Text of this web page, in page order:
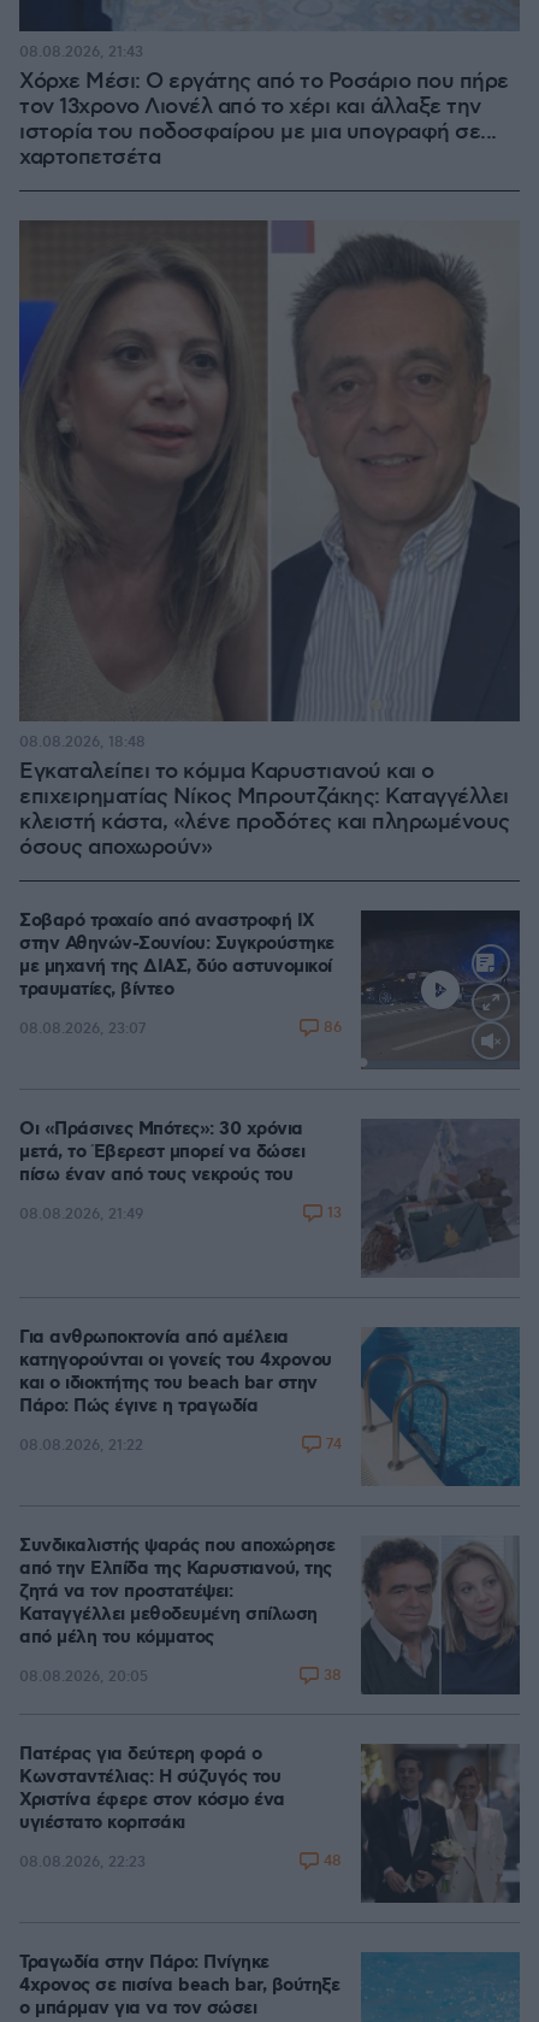
Χόρχε Μέσι: Ο εργάτης από το Ροσάριο που πήρε
τον 13χρονο Λιονέλ από το χέρι και άλλαξε την
ιστορία του ποδοσφαίρου με μια υπογραφή σε...
χαρτοπετσέτα
08.08.2026, 21:43
Εγκαταλείπει το κόμμα Καρυστιανού και ο
επιχειρηματίας Νίκος Μπρουτζάκης: Καταγγέλλει
κλειστή κάστα, «λένε προδότες και πληρωμένους
όσους αποχωρούν»
08.08.2026, 18:48
Σοβαρό τροχαίο από αναστροφή ΙΧ
στην Αθηνών-Σουνίου: Συγκρούστηκε
με μηχανή της ΔΙΑΣ, δύο αστυνομικοί
τραυματίες, βίντεο
08.08.2026, 23:07 86
Οι «Πράσινες Μπότες»: 30 χρόνια
μετά, το Έβερεστ μπορεί να δώσει
πίσω έναν από τους νεκρούς του
08.08.2026, 21:49 13
Για ανθρωποκτονία από αμέλεια
κατηγορούνται οι γονείς του 4χρονου
και ο ιδιοκτήτης του beach bar στην
Πάρο: Πώς έγινε η τραγωδία
08.08.2026, 21:22 74
Συνδικαλιστής ψαράς που αποχώρησε
από την Ελπίδα της Καρυστιανού, της
ζητά να τον προστατέψει:
Καταγγέλλει μεθοδευμένη σπίλωση
από μέλη του κόμματος
08.08.2026, 20:05 38
Πατέρας για δεύτερη φορά ο
Κωνσταντέλιας: Η σύζυγός του
Χριστίνα έφερε στον κόσμο ένα
υγιέστατο κοριτσάκι
08.08.2026, 22:23 48
Τραγωδία στην Πάρο: Πνίγηκε
4χρονος σε πισίνα beach bar, βούτηξε
ο μπάρμαν για να τον σώσει